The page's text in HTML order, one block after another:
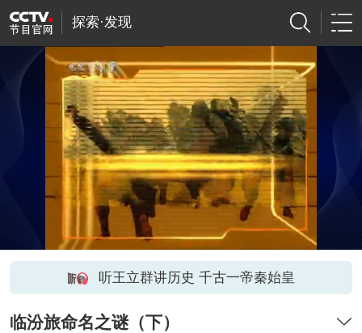
探索·发现
听王立群讲历史 千古一帝秦始皇
临汾旅命名之谜（下）